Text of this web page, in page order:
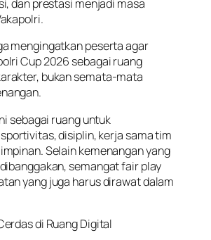
dan prestasi menjadi masa
mengingatkan peserta agar
Cup 2026 sebagai ruang
bukan semata-mata
sebagai ruang untuk
disiplin, kerja sama tim
Selain kemenangan yang
semangat fair play
yang juga harus dirawat dalam
di Ruang Digital